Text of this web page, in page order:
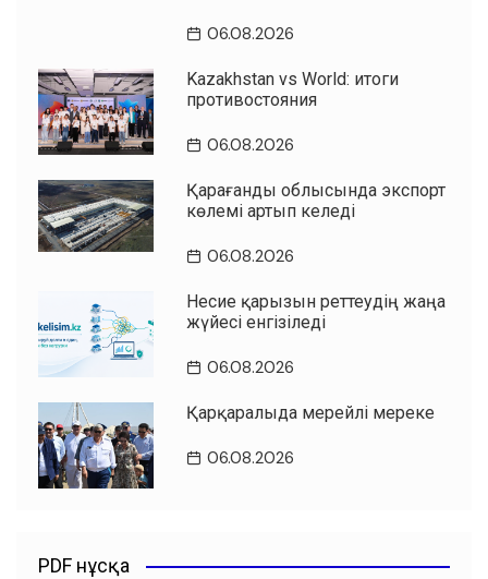
06.08.2026
Kazakhstan vs World: итоги
противостояния
06.08.2026
Қарағанды облысында экспорт
көлемі артып келеді
06.08.2026
Несие қарызын реттеудің жаңа
жүйесі енгізіледі
06.08.2026
Қарқаралыда мерейлі мереке
06.08.2026
PDF нұсқа